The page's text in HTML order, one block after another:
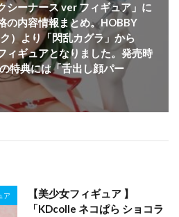
シーナース ver フィギュア」に
の内容情報まとめ。HOBBY
）より「閃乱カグラ」から
ィギュアとなりました。発売時
特典には「舌出し顔パー
ア
【美少女フィギュア 】
「KDcolle ネコぱら ショコラ